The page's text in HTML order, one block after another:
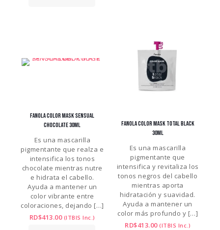
FANOLA COLOR MASK SENSUAL
CHOCOLATE 30ML
Es una mascarilla
pigmentante que realza e
intensifica los tonos
chocolate mientras nutre
e hidrata el cabello.
Ayuda a mantener un
color vibrante entre
coloraciones, dejando […]
RD$413.00 (ITBIS Inc.)
FANOLA COLOR MASK TOTAL BLACK
30ML
Es una mascarilla
pigmentante que
intensifica y revitaliza los
tonos negros del cabello
mientras aporta
hidratación y suavidad.
Ayuda a mantener un
color más profundo y […]
RD$413.00 (ITBIS Inc.)